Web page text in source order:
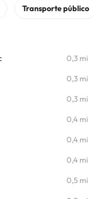
0,3 mi
0,3 mi
0,3 mi
0,4 mi
0,4 mi
0,4 mi
0,5 mi